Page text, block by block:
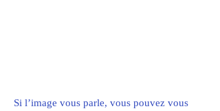
Si l’image vous parle, vous pouvez vous